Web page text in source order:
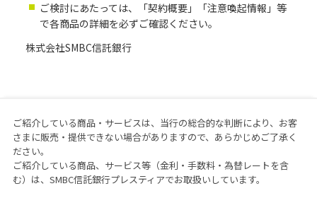
ご検討にあたっては、「契約概要」「注意喚起情報」等
で各商品の詳細を必ずご確認ください。
株式会社SMBC信託銀行
ご紹介している商品・サービスは、当行の総合的な判断により、お客
さまに販売・提供できない場合がありますので、あらかじめご了承く
ださい。
ご紹介している商品、サービス等（金利・手数料・為替レートを含
む）は、SMBC信託銀行プレスティアでお取扱いしています。